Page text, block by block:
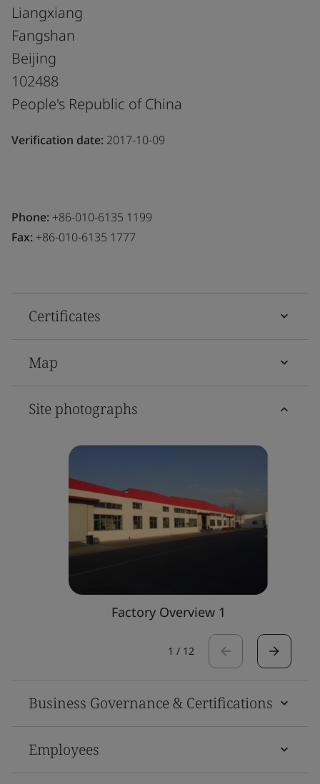
Liangxiang
Fangshan
Beijing
102488
People's Republic of China
Verification date: 2017-10-09
Phone: +86-010-6135 1199
Fax: +86-010-6135 1777
Certificates
Map
Site photographs
Factory Overview 1
1 / 12
Business Governance & Certifications
Employees